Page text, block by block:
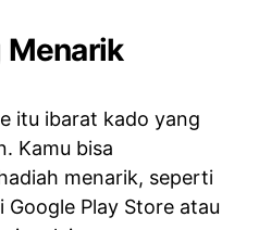
Menarik
itu ibarat kado yang
Kamu bisa
menarik, seperti
Play Store atau